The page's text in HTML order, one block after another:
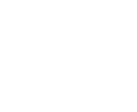
đậm chất Đà Lạt cùng
bè cùng nhìn ngắm view Đà
mình thích thì còn gì bằng
chắn nơi đây sẽ là sự lựa
và nhất là các bạn trẻ.
cho bạn nghỉ ngơi.